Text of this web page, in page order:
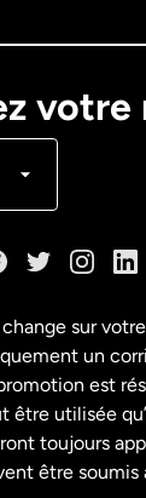
votre
Français
English
Español
sur
un
est
être utilisée
toujours
être